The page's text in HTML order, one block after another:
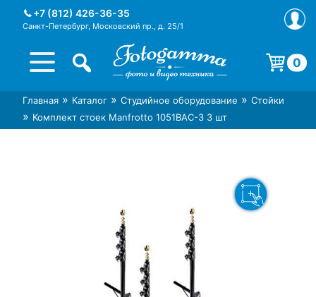
+7 (812) 426-36-35
Санкт-Петербург, Московский пр., д. 25/1
Интернет-магазин фототехники
Foto-Gamma в СПб
Магазин фотоаксессуаров foto-
gamma.ru
0
Корзина пуста.
Главная » Каталог » Студийное оборудование » Стойки
» Комплект стоек Manfrotto 1051BAC-3 3 шт